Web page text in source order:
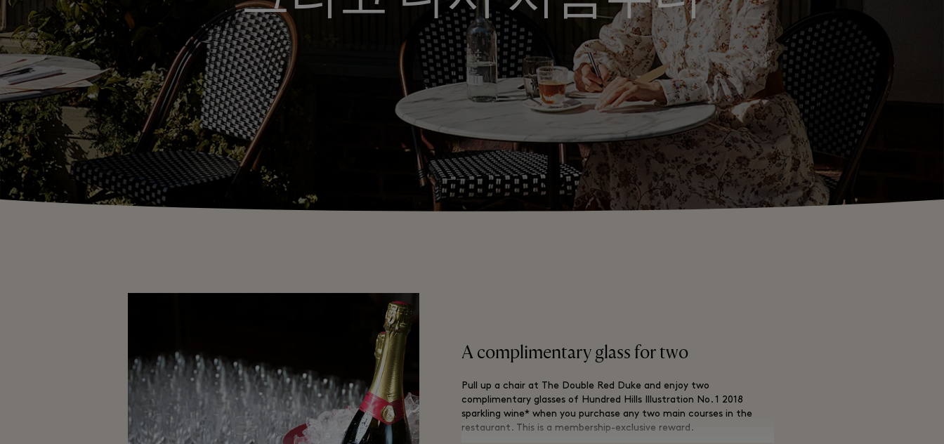
A complimentary glass for two
Pull up a chair at The Double Red Duke and enjoy two
complimentary glasses of Hundred Hills Illustration No. 1 2018
sparkling wine* when you purchase any two main courses in the
restaurant. This is a membership-exclusive reward.